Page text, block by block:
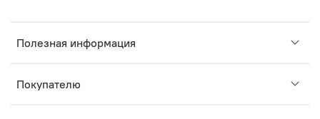
Полезная информация
Покупателю